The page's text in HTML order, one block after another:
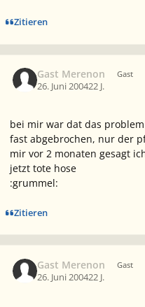
Zitieren
Gast Merenon Gast
26. Juni 200422 J.
bei mir war dat das
fast abgebrochen, nur der
mir vor 2 monaten gesagt
jetzt tote hose
:grummel:
Zitieren
Gast Merenon Gast
26. Juni 200422 J.